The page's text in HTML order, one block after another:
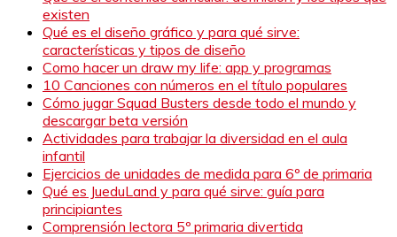
existen
Qué es el diseño gráfico y para qué sirve:
características y tipos de diseño
Como hacer un draw my life: app y programas
10 Canciones con números en el título populares
Cómo jugar Squad Busters desde todo el mundo y
descargar beta versión
Actividades para trabajar la diversidad en el aula
infantil
Ejercicios de unidades de medida para 6º de primaria
Qué es JueduLand y para qué sirve: guía para
principiantes
Comprensión lectora 5º primaria divertida